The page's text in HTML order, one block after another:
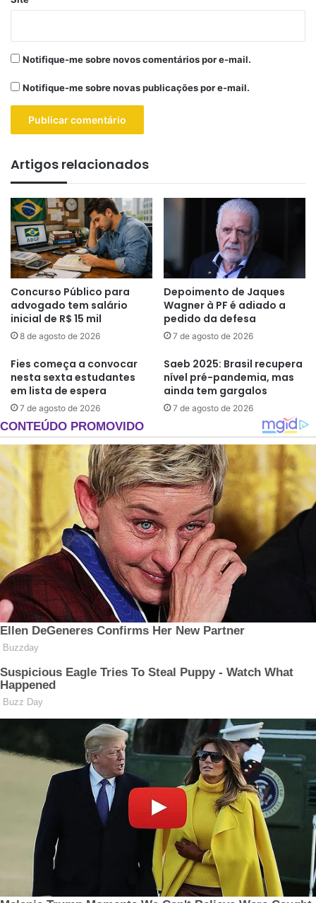
Notifique-me sobre novos comentários por e-mail.
Notifique-me sobre novas publicações por e-mail.
Artigos relacionados
Concurso Público para
advogado tem salário
inicial de R$ 15 mil
8 de agosto de 2026
Depoimento de Jaques
Wagner à PF é adiado a
pedido da defesa
7 de agosto de 2026
Fies começa a convocar
nesta sexta estudantes
em lista de espera
7 de agosto de 2026
Saeb 2025: Brasil recupera
nível pré-pandemia, mas
ainda tem gargalos
7 de agosto de 2026